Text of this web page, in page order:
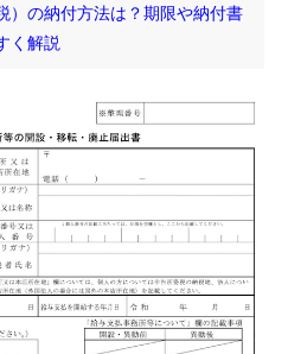
）の納付方法は？期限や納付書
く解説